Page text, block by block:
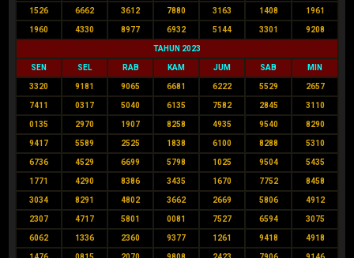
1526 6662 3612 7880 3163 1408 1961
1960 4330 8977 6932 5144 3301 9208
TAHUN 2023
SEN SEL RAB KAM JUM SAB MIN
3320 9181 9065 6681 6222 5529 2657
7411 0317 5040 6135 7582 2845 3110
0135 2970 1907 8258 4935 9540 8290
9417 5589 2525 1838 6100 8288 5310
6736 4529 6699 5798 1025 9504 5435
1771 4290 8386 3435 1670 7752 8458
3034 8291 4802 3662 2669 5806 4912
2307 4717 5801 0081 7527 6594 3075
6062 1336 2360 9377 1261 9418 4918